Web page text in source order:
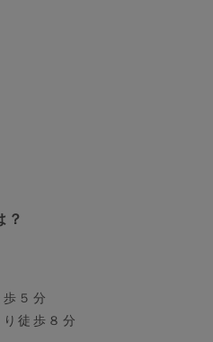
？
歩５分
徒歩８分